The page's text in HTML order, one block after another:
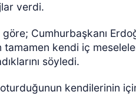
verdi.
Cumhurbaşkanı
tamamen kendi iç
söyledi.
kendilerinin